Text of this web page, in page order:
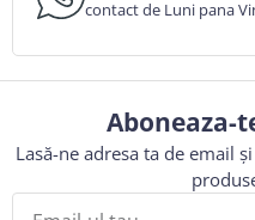
contact de Luni pana
Aboneaza-
Lasă-ne adresa ta de email